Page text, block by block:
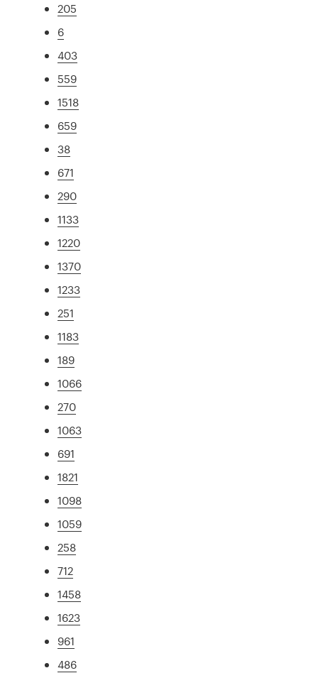
205
6
403
559
1518
659
38
671
290
1133
1220
1370
1233
251
1183
189
1066
270
1063
691
1821
1098
1059
258
712
1458
1623
961
486